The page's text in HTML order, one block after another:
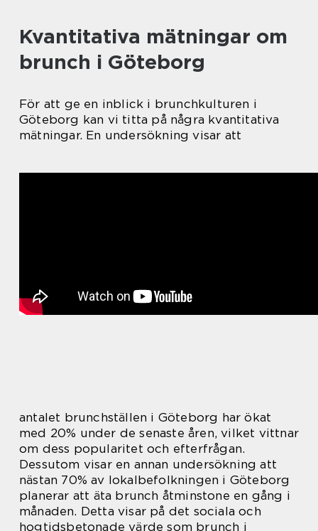
Kvantitativa mätningar om
brunch i Göteborg
För att ge en inblick i brunchkulturen i
Göteborg kan vi titta på några kvantitativa
mätningar. En undersökning visar att
antalet brunchställen i Göteborg har ökat
med 20% under de senaste åren, vilket vittnar
om dess popularitet och efterfrågan.
Dessutom visar en annan undersökning att
nästan 70% av lokalbefolkningen i Göteborg
planerar att äta brunch åtminstone en gång i
månaden. Detta visar på det sociala och
hogtidsbetonade värde som brunch i